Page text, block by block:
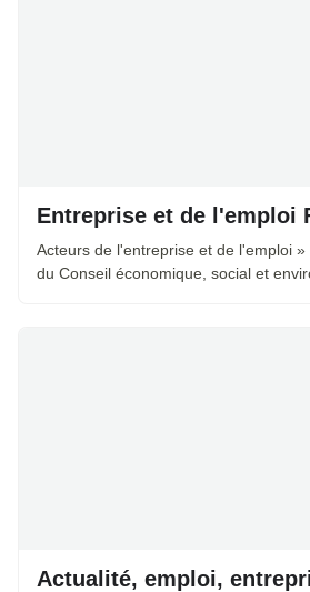
Entreprise et de l'emploi
Acteurs de l'entreprise et de l'emploi
du Conseil économique, social et
Actualité, emploi,